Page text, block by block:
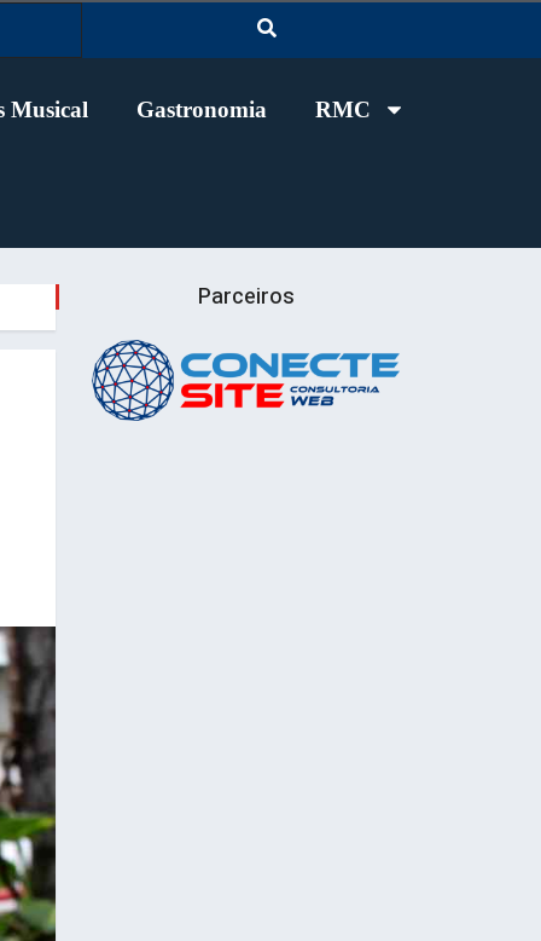
Musical Gastronomia RMC
Parceiros